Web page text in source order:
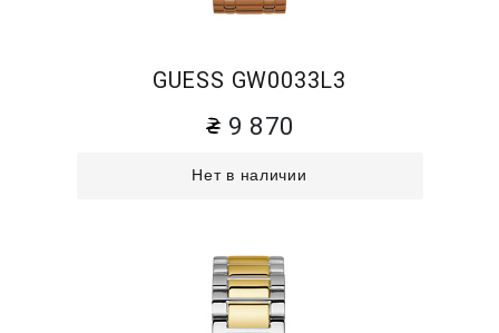
GUESS GW0033L3
9 870
Нет в наличии